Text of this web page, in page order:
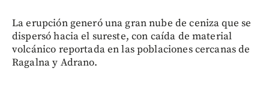
La erupción generó una gran nube de ceniza que se
dispersó hacia el sureste, con caída de material
volcánico reportada en las poblaciones cercanas de
Ragalna y Adrano.